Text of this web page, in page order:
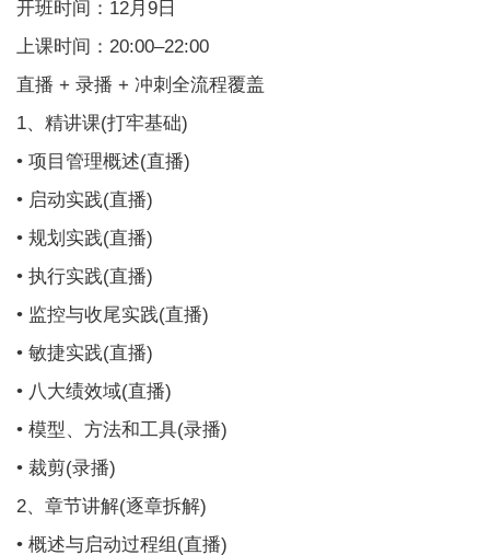
开班时间：12月9日
上课时间：20:00–22:00
直播 + 录播 + 冲刺全流程覆盖
1、精讲课(打牢基础)
• 项目管理概述(直播)
• 启动实践(直播)
• 规划实践(直播)
• 执行实践(直播)
• 监控与收尾实践(直播)
• 敏捷实践(直播)
• 八大绩效域(直播)
• 模型、方法和工具(录播)
• 裁剪(录播)
2、章节讲解(逐章拆解)
• 概述与启动过程组(直播)